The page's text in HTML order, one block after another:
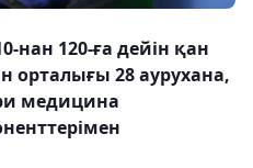
нан 120-ға дейін қан
28 аурухана,
медицина